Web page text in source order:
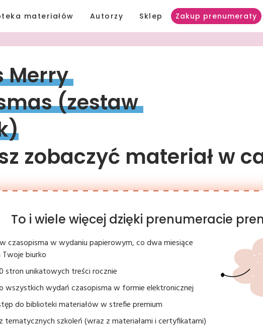
materiałów Autorzy Sklep Zakup prenumeraty
Merry
(zestaw
zobaczyć materiał w
To i wiele więcej dzięki prenumeracie
czasopisma w wydaniu papierowym, co dwa miesiące
biurko
stron unikatowych treści rocznie
wszystkich wydań czasopisma w formie elektronicznej
do biblioteki materiałów w strefie premium
tematycznych szkoleń (wraz z materiałami i certyfikatami)